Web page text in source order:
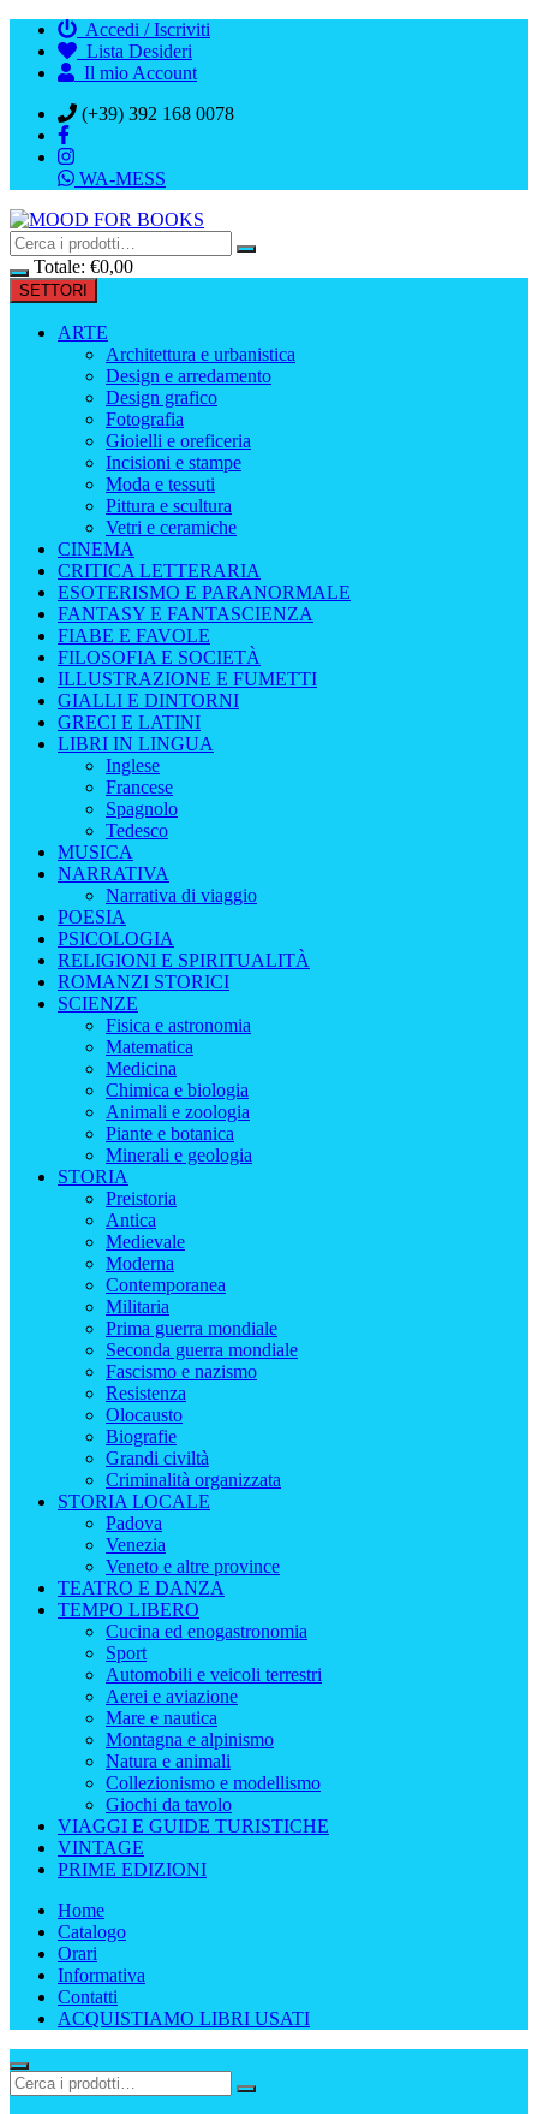
contenuto
Accedi / Iscriviti
Lista Desideri
Il mio Account
(+39) 392 168 0078
WA-MESS
Totale: €0,00
SETTORI
ARTE
Architettura e urbanistica
Design e arredamento
Design grafico
Fotografia
Gioielli e oreficeria
Incisioni e stampe
Moda e tessuti
Pittura e scultura
Vetri e ceramiche
CINEMA
CRITICA LETTERARIA
ESOTERISMO E PARANORMALE
FANTASY E FANTASCIENZA
FIABE E FAVOLE
FILOSOFIA E SOCIETÀ
ILLUSTRAZIONE E FUMETTI
GIALLI E DINTORNI
GRECI E LATINI
LIBRI IN LINGUA
Inglese
Francese
Spagnolo
Tedesco
MUSICA
NARRATIVA
Narrativa di viaggio
POESIA
PSICOLOGIA
RELIGIONI E SPIRITUALITÀ
ROMANZI STORICI
SCIENZE
Fisica e astronomia
Matematica
Medicina
Chimica e biologia
Animali e zoologia
Piante e botanica
Minerali e geologia
STORIA
Preistoria
Antica
Medievale
Moderna
Contemporanea
Militaria
Prima guerra mondiale
Seconda guerra mondiale
Fascismo e nazismo
Resistenza
Olocausto
Biografie
Grandi civiltà
Criminalità organizzata
STORIA LOCALE
Padova
Venezia
Veneto e altre province
TEATRO E DANZA
TEMPO LIBERO
Cucina ed enogastronomia
Sport
Automobili e veicoli terrestri
Aerei e aviazione
Mare e nautica
Montagna e alpinismo
Natura e animali
Collezionismo e modellismo
Giochi da tavolo
VIAGGI E GUIDE TURISTICHE
VINTAGE
PRIME EDIZIONI
Home
Catalogo
Orari
Informativa
Contatti
ACQUISTIAMO LIBRI USATI